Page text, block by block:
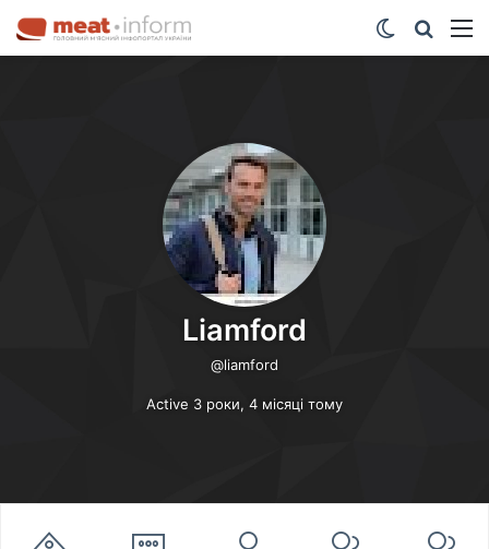
Switch skin
Liamford
@liamford
Active 3 роки, 4 місяці тому